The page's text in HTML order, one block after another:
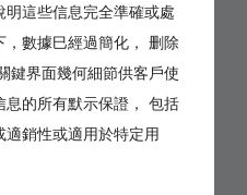
這些信息完全準確或處
數據巳經過簡化， 删除
鍵界面幾何細節供客戶使
息的所有默示保證， 包括
銷性或適用於特定用